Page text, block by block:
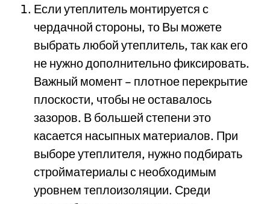
Если утеплитель монтируется с
чердачной стороны, то Вы можете
выбрать любой утеплитель, так как его
не нужно дополнительно фиксировать.
Важный момент – плотное перекрытие
плоскости, чтобы не оставалось
зазоров. В большей степени это
касается насыпных материалов. При
выборе утеплителя, нужно подбирать
стройматериалы с необходимым
уровнем теплоизоляции. Среди